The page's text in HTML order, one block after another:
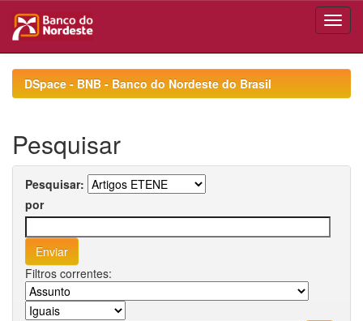
navigationDSpace - BNB - Banco do Nordeste do Brasil
Pesquisar
Pesquisar:
por
Filtros correntes: